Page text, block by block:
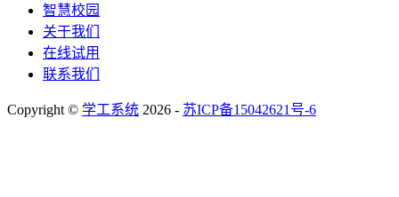
智慧校园
关于我们
在线试用
联系我们
Copyright © 学工系统 2026 - 苏ICP备15042621号-6